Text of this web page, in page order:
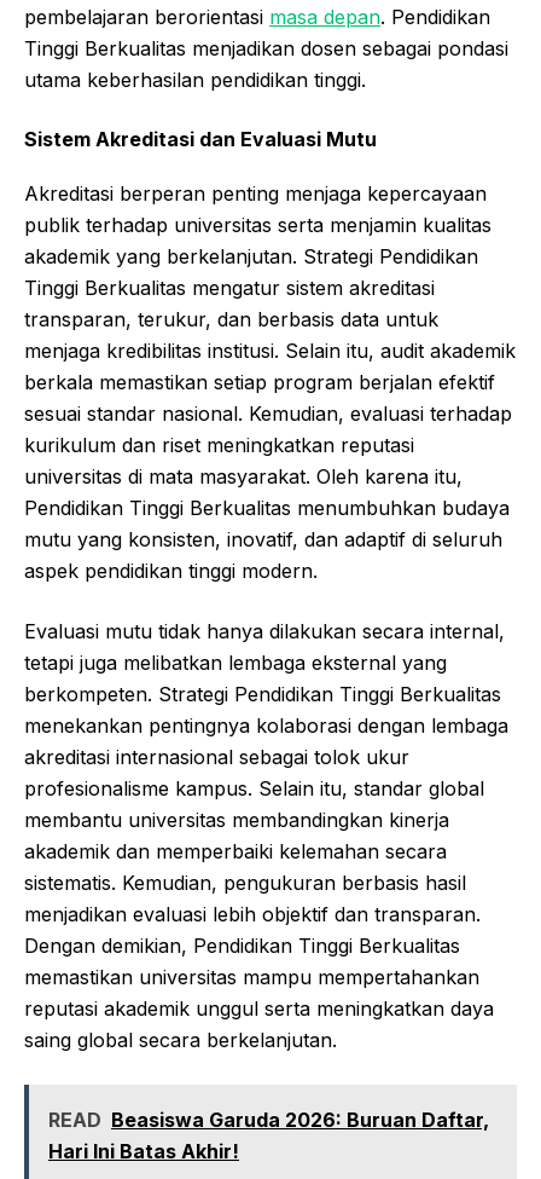
pembelajaran berorientasi masa depan. Pendidikan
Tinggi Berkualitas menjadikan dosen sebagai pondasi
utama keberhasilan pendidikan tinggi.
Sistem Akreditasi dan Evaluasi Mutu
Akreditasi berperan penting menjaga kepercayaan
publik terhadap universitas serta menjamin kualitas
akademik yang berkelanjutan. Strategi Pendidikan
Tinggi Berkualitas mengatur sistem akreditasi
transparan, terukur, dan berbasis data untuk
menjaga kredibilitas institusi. Selain itu, audit akademik
berkala memastikan setiap program berjalan efektif
sesuai standar nasional. Kemudian, evaluasi terhadap
kurikulum dan riset meningkatkan reputasi
universitas di mata masyarakat. Oleh karena itu,
Pendidikan Tinggi Berkualitas menumbuhkan budaya
mutu yang konsisten, inovatif, dan adaptif di seluruh
aspek pendidikan tinggi modern.
Evaluasi mutu tidak hanya dilakukan secara internal,
tetapi juga melibatkan lembaga eksternal yang
berkompeten. Strategi Pendidikan Tinggi Berkualitas
menekankan pentingnya kolaborasi dengan lembaga
akreditasi internasional sebagai tolok ukur
profesionalisme kampus. Selain itu, standar global
membantu universitas membandingkan kinerja
akademik dan memperbaiki kelemahan secara
sistematis. Kemudian, pengukuran berbasis hasil
menjadikan evaluasi lebih objektif dan transparan.
Dengan demikian, Pendidikan Tinggi Berkualitas
memastikan universitas mampu mempertahankan
reputasi akademik unggul serta meningkatkan daya
saing global secara berkelanjutan.
READ Beasiswa Garuda 2026: Buruan Daftar,
Hari Ini Batas Akhir!